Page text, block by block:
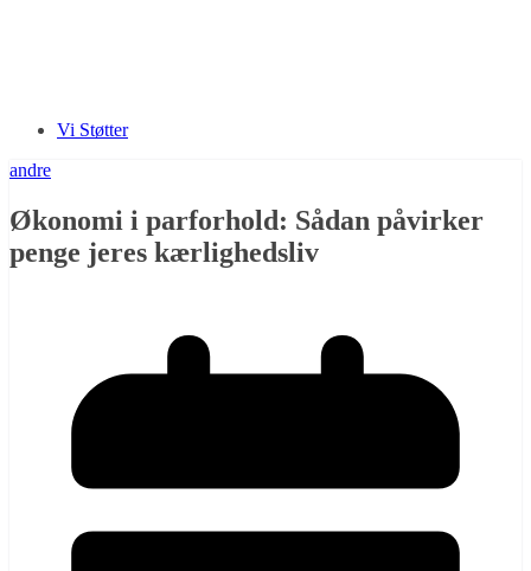
Vi Støtter
andre
Økonomi i parforhold: Sådan påvirker
penge jeres kærlighedsliv